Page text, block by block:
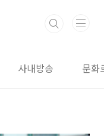
사내방송 문화